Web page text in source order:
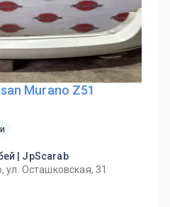
Murano Z51
| JpScarab
ул. Осташковская, 31